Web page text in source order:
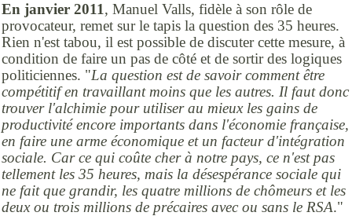
En janvier 2011, Manuel Valls, fidèle à son rôle de
provocateur, remet sur le tapis la question des 35 heures.
Rien n'est tabou, il est possible de discuter cette mesure, à
condition de faire un pas de côté et de sortir des logiques
politiciennes. "La question est de savoir comment être
compétitif en travaillant moins que les autres. Il faut donc
trouver l'alchimie pour utiliser au mieux les gains de
productivité encore importants dans l'économie française,
en faire une arme économique et un facteur d'intégration
sociale. Car ce qui coûte cher à notre pays, ce n'est pas
tellement les 35 heures, mais la désespérance sociale qui
ne fait que grandir, les quatre millions de chômeurs et les
deux ou trois millions de précaires avec ou sans le RSA."